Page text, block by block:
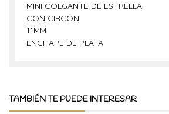
MINI COLGANTE DE ESTRELLA
CON CIRCÓN
11MM
ENCHAPE DE PLATA
TAMBIÉN TE PUEDE INTERESAR